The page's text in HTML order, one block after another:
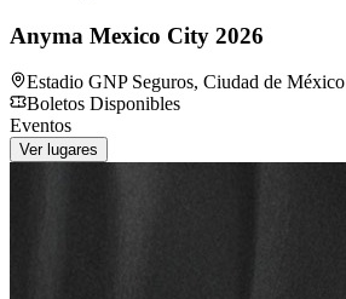
Anyma Mexico City 2026
Estadio GNP Seguros, Ciudad de México
Boletos Disponibles
Eventos
Ver lugares